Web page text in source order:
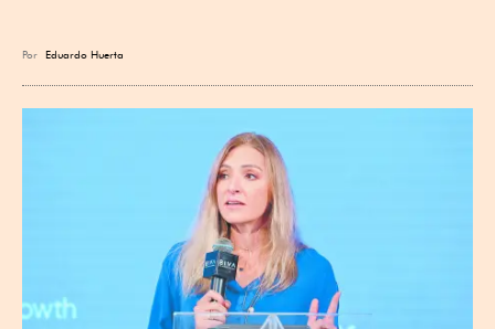
Por Eduardo Huerta